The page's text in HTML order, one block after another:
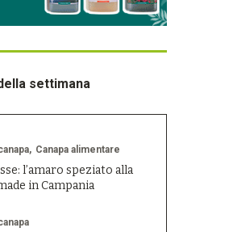
settimana
Canapa alimentare
l’amaro speziato alla
in Campania